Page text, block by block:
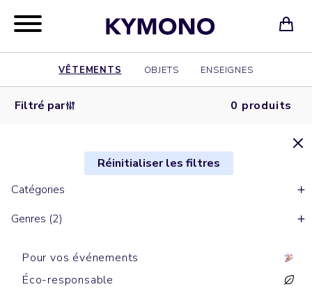
VÊTEMENTS OBJETS ENSEIGNES
Filtré par 0 produits
Réinitialiser les filtres
Catégories
Genres (2)
Pour vos événements
Éco-responsable